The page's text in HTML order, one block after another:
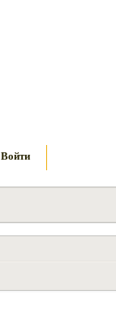
Войти